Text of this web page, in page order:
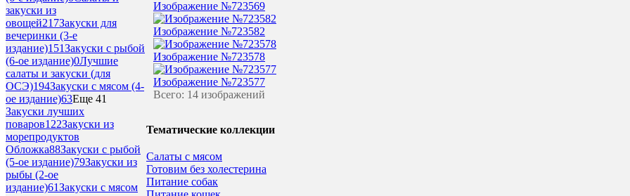
закуски из
овощей217Закуски для
вечеринки (3-е
издание)151Закуски с рыбой
(6-ое издание)0Лучшие
салаты и закуски (для
ОСЭ)194Закуски с мясом (4-
ое издание)63Еще 41
Закуски лучших
поваров122Закуски из
морепродуктов
Обложка88Закуски с рыбой
(5-ое издание)79Закуски из
рыбы (2-ое
издание)61Закуски с мясом
Изображение №723569
Изображение №723582
Изображение №723578
Изображение №723577
Всего: 14 изображений
Тематические коллекции
Салаты с мясом
Готовим без холестерина
Питание собак